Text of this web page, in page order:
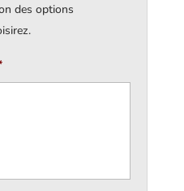
des options